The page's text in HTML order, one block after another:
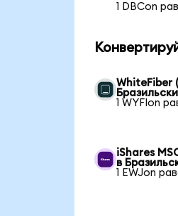
1 DBCon
WhiteFiber
1 WYFIon
iShares
в
1 EWJon